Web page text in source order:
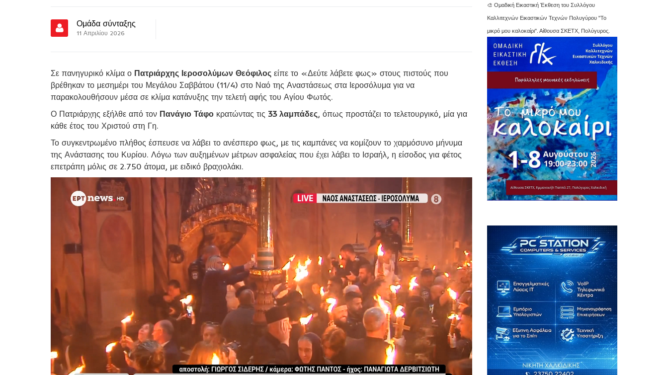
Ομάδα σύνταξης
11 Απριλίου 2026
Σε πανηγυρικό κλίμα ο Πατριάρχης Ιεροσολύμων Θεόφιλος είπε το «Δεύτε λάβετε φως» στους πιστούς που
βρέθηκαν το μεσημέρι του Μεγάλου Σαββάτου (11/4) στο Ναό της Αναστάσεως στα Ιεροσόλυμα για να
παρακολουθήσουν μέσα σε κλίμα κατάνυξης την τελετή αφής του Αγίου Φωτός.
Ο Πατριάρχης εξήλθε από τον Πανάγιο Τάφο κρατώντας τις 33 λαμπάδες, όπως προστάζει το τελετουργικό, μία για
κάθε έτος του Χριστού στη Γη.
Το συγκεντρωμένο πλήθος έσπευσε να λάβει το ανέσπερο φως, με τις καμπάνες να κομίζουν το χαρμόσυνο μήνυμα
της Ανάστασης του Κυρίου. Λόγω των αυξημένων μέτρων ασφαλείας που έχει λάβει το Ισραήλ, η είσοδος για φέτος
επετράπη μόλις σε 2.750 άτομα, με ειδικό βραχιολάκι.
🎨 Ομαδική Εικαστική Έκθεση του Συλλόγου
Καλλιτεχνών Εικαστικών Τεχνών Πολυγύρου "Το
μικρό μου καλοκαίρι". Αίθουσα ΣΚΕΤΧ, Πολύγυρος.